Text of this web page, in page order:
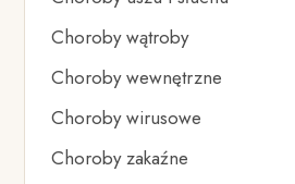
Choroby wątroby
Choroby wewnętrzne
Choroby wirusowe
Choroby zakaźne